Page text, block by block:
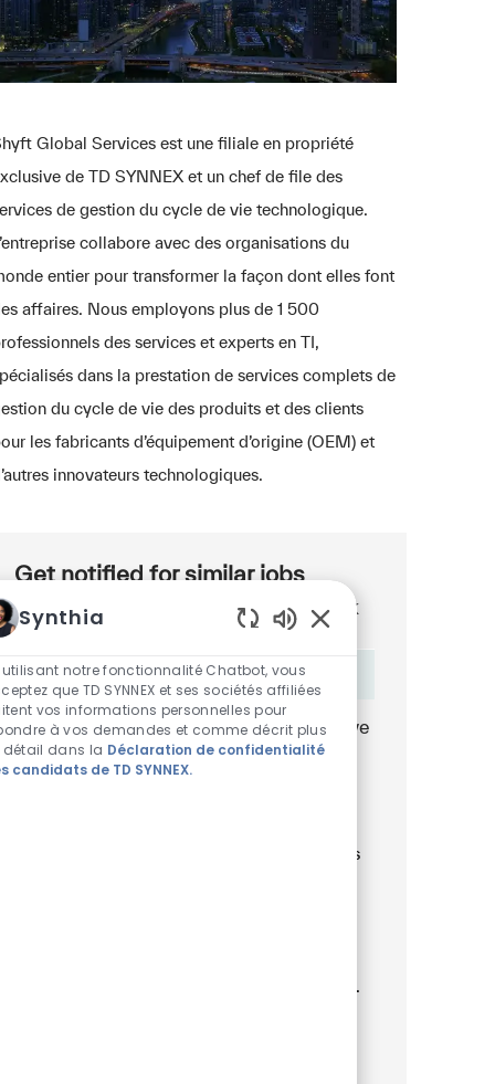
Global Services est une filiale en propriété
de TD SYNNEX et un chef de file des
de gestion du cycle de vie technologique.
collabore avec des organisations du
entier pour transformer la façon dont elles font
affaires. Nous employons plus de 1 500
des services et experts en TI,
dans la prestation de services complets de
du cycle de vie des produits et des clients
les fabricants d’équipement d’origine (OEM) et
innovateurs technologiques.
Get notified for similar jobs
You'll receive updates once a week
By checking this box, I consent to receive
transactional and marketing text
En indiquant votre adresse e-mail ici, vous
.
Activer
Synthia
Sons de chatbot
utilisant notre fonctionnalité Chatbot, vous
que TD SYNNEX et ses sociétés affiliées
vos informations personnelles pour
à vos demandes et comme décrit plus
détail dans la Déclaration de confidentialité
candidats de TD SYNNEX.